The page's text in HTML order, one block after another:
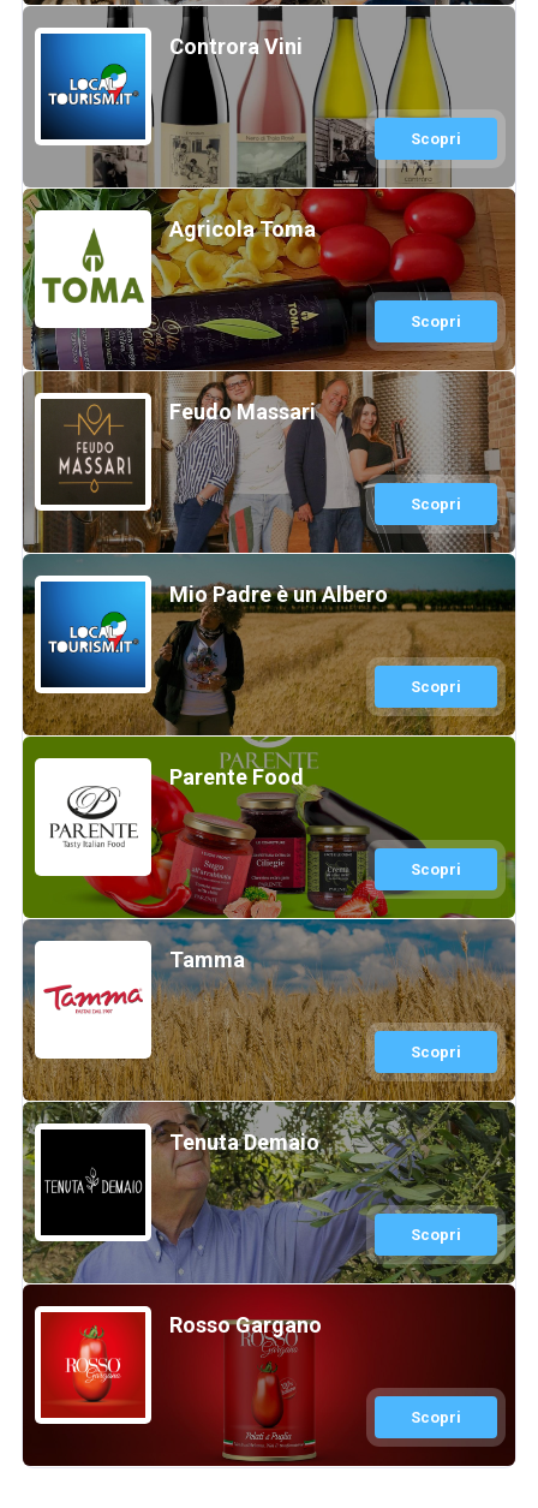
Controra Vini
Scopri
Agricola Toma
Scopri
Feudo Massari
Scopri
Mio Padre è un Albero
Scopri
Parente Food
Scopri
Tamma
Scopri
Tenuta Demaio
Scopri
Rosso Gargano
Scopri